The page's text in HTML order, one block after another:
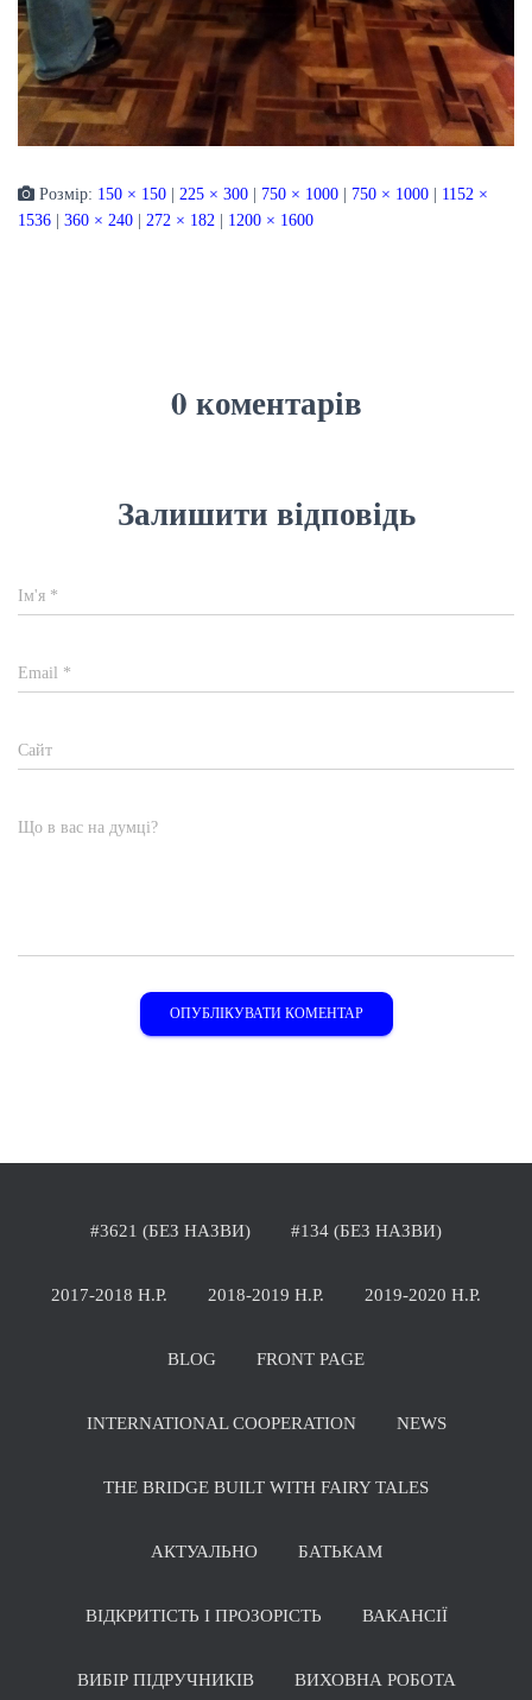
Розмір: 150 × 150 225 × 300 750 × 1000 750 × 1000
1152 ×
1536
360 × 240 272 × 182 1200 × 1600
0 коментарів
Залишити відповідь
Ім'я *
Email *
Сайт
Що в вас на думці?
#3621 (БЕЗ НАЗВИ) #134 (БЕЗ НАЗВИ)
2017-2018 Н.Р. 2018-2019 Н.Р. 2019-2020 Н.Р.
BLOG FRONT PAGE
INTERNATIONAL COOPERATION NEWS
THE BRIDGE BUILT WITH FAIRY TALES
АКТУАЛЬНО БАТЬКАМ
ВІДКРИТІСТЬ І ПРОЗОРІСТЬ ВАКАНСІЇ
ВИБІР ПІДРУЧНИКІВ ВИХОВНА РОБОТА